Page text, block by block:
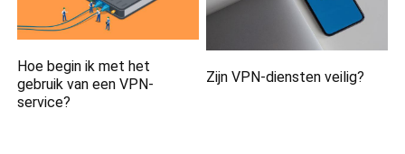
Hoe begin ik met het
gebruik van een VPN-
service?
Zijn VPN-diensten veilig?